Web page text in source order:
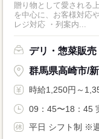
贈り物として愛される
を中心に、お客様対応や売場
レジ対応 ・列案内...
デリ・惣菜販
群馬県高崎市/
時給1,250円～
09：45〜18：45
平日 シフト制 ※